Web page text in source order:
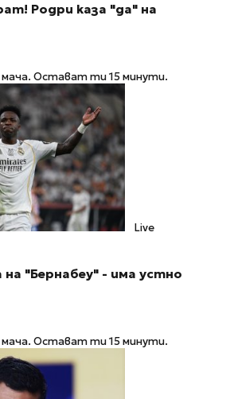
Родри каза "да" на
мача. Остават ти 15 минути.
Live
на "Бернабеу" - има устно
мача. Остават ти 15 минути.